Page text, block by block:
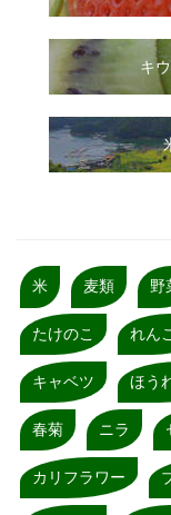
キ
米 麦類 野
たけのこ れん
キャベツ ほう
春菊 ニラ
カリフラワー